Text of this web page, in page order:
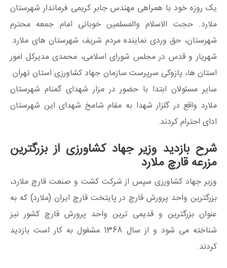
یک روزه خود با همراهی مهندس جابر کریمی فرماندار شهرستان
ملارد. حجت‌ الاسلام والمسلمین خوبانی امام جمعه محترم
شهرستان، حق وردی نماینده مردم شریف شهرستان های ملارد.
شهریار و قدس در مجلس شورای اسلامی، محمدی مدیرکل امور
استان ها، پازوکی سرپرست سازمان جهاد کشاورزی استان تهران.
سایر مسئولان ابتدا با حضور در مزار شهدای گمنام شهرستان
ملارد واقع در گلزار شهدا به مقام شامخ شهدای این شهرستان
ادای احترام کردند.
شرح بازدید وزیر جهاد کشاورزی از بزرگترین
مزرعه قارچ ملارد
وزیر جهاد کشاورزی سپس از شرکت کشت و صنعت قارچ ملارد،
بزرگترین واحد پرورش قارچ در پایتخت قارچ ایران (ملارد) که به
عنوان بزرگترین و قدیمی ترین واحد پرورش قارچ کشور نیز
شناخته می شود و از سال 1368 مشغول به کار است بازدید
کردند.